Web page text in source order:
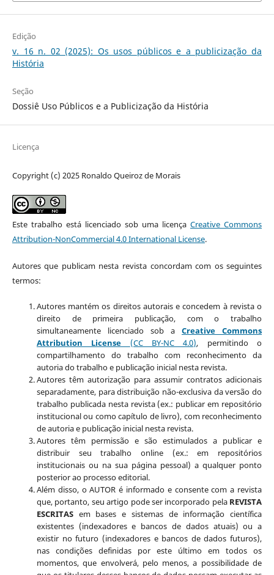
Edição
v. 16 n. 02 (2025): Os usos públicos e a publicização da
História
Seção
Dossiê Uso Públicos e a Publicização da História
Licença
Copyright (c) 2025 Ronaldo Queiroz de Morais
Este trabalho está licenciado sob uma licençaCreative Commons
Attribution-NonCommercial 4.0 International License.
Autores que publicam nesta revista concordam com os seguintes
termos:
Autores mantém os direitos autorais e concedem à revista o
direito de primeira publicação, com o trabalho
simultaneamente licenciado sob aCreative Commons
Attribution License (CC BY-NC 4.0), permitindo o
compartilhamento do trabalho com reconhecimento da
autoria do trabalho e publicação inicial nesta revista.
Autores têm autorização para assumir contratos adicionais
separadamente, para distribuição não-exclusiva da versão do
trabalho publicada nesta revista (ex.: publicar em repositório
institucional ou como capítulo de livro), com reconhecimento
de autoria e publicação inicial nesta revista.
Autores têm permissão e são estimulados a publicar e
distribuir seu trabalho online (ex.: em repositórios
institucionais ou na sua página pessoal) a qualquer ponto
posterior ao processo editorial.
Além disso, o AUTOR é informado e consente com a revista
que, portanto, seu artigo pode ser incorporado pela REVISTA
ESCRITAS em bases e sistemas de informação científica
existentes (indexadores e bancos de dados atuais) ou a
existir no futuro (indexadores e bancos de dados futuros),
nas condições definidas por este último em todos os
momentos, que envolverá, pelo menos, a possibilidade de